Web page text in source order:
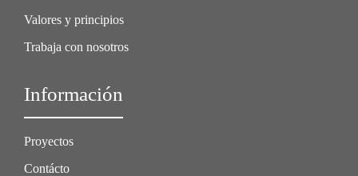
Valores y principios
Trabaja con nosotros
Información
Proyectos
Contácto